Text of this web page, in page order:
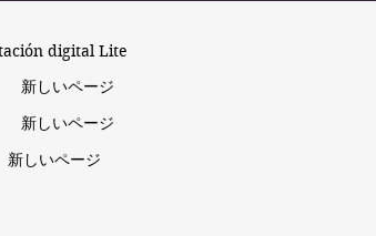
digital Lite
新しいページ
新しいページ
新しいページ